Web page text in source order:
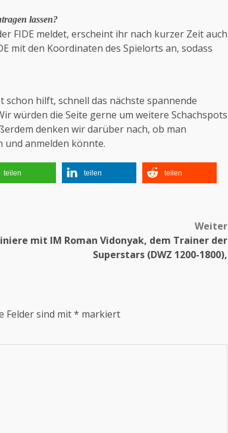
lassen?
FIDE meldet, erscheint ihr nach kurzer Zeit auch
mit den Koordinaten des Spielorts an, sodass
hilft, schnell das nächste spannende
würden die Seite gerne um weitere Schachspots
denken wir darüber nach, ob man
anmelden könnte.
teilen teilen teilen
Weiter
mit IM Roman Vidonyak, dem Trainer der
Superstars (DWZ 1200-1800),
Felder sind mit* markiert